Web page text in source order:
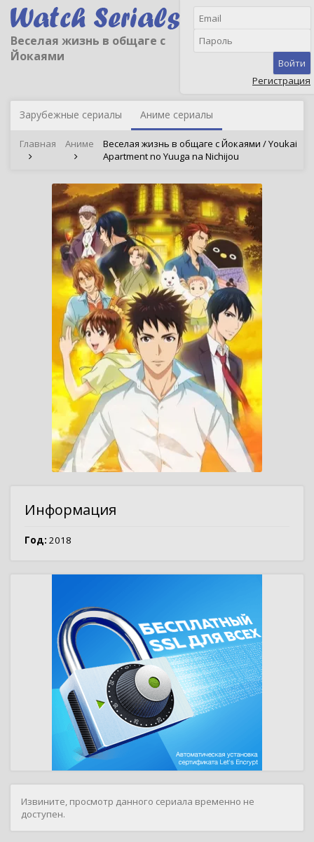
Веселая жизнь в общаге с
Йокаями
Войти
Регистрация
Зарубежные сериалы Аниме сериалы
Главная Аниме
Веселая жизнь в общаге с Йокаями / Youkai
Apartment no Yuuga na Nichijou
Информация
Год: 2018
Извините, просмотр данного сериала временно не
доступен.